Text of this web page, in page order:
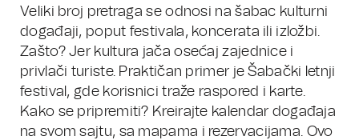
Veliki broj pretraga se odnosi na šabac kulturni
događaji, poput festivala, koncerata ili izložbi.
Zašto? Jer kultura jača osećaj zajednice i
privlači turiste. Praktičan primer je Šabački letnji
festival, gde korisnici traže raspored i karte.
Kako se pripremiti? Kreirajte kalendar događaja
na svom sajtu, sa mapama i rezervacijama. Ovo